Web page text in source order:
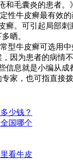
和毛囊炎的患者。
性牛皮癣最有效
癣。可引起局部
晒。
型牛皮癣可选用
因为患者的病情
信息就是小编从
家，也可指直接
少钱？
国哪个
看牛皮